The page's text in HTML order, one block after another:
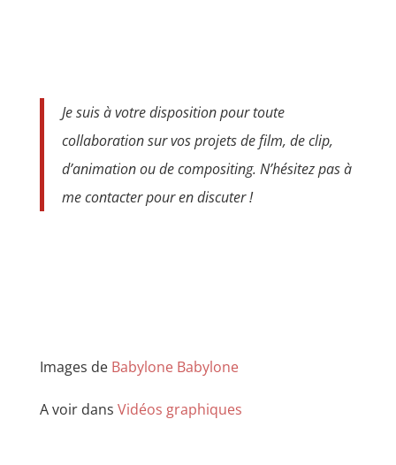
Je suis à votre disposition pour toute
collaboration sur vos projets de film, de clip,
d’animation ou de compositing. N’hésitez pas à
me contacter pour en discuter !
Images de Babylone Babylone
A voir dans Vidéos graphiques